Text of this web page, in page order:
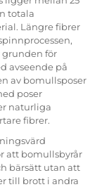
totala
Längre fibrer
grunden för
avseende på
av bomullsposer
poser
naturliga
fibrer.
att bomullsbyrår
bärsätt utan att
till brott i andra